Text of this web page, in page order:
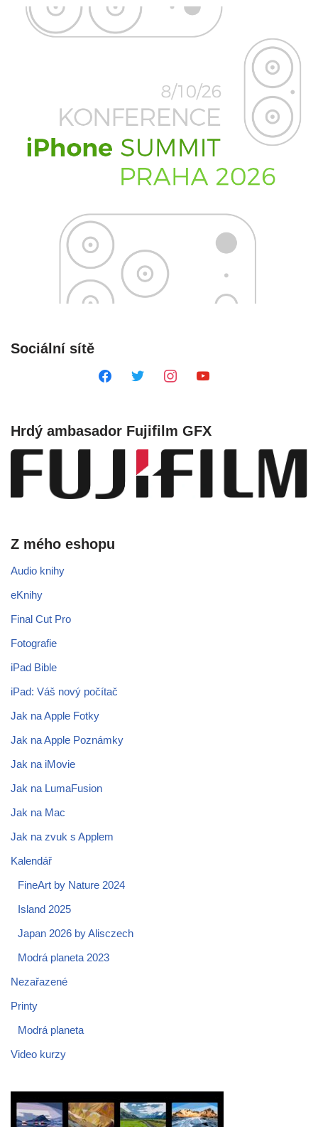
Sociální sítě
Hrdý ambasador Fujifilm GFX
Z mého eshopu
Audio knihy
eKnihy
Final Cut Pro
Fotografie
iPad Bible
iPad: Váš nový počítač
Jak na Apple Fotky
Jak na Apple Poznámky
Jak na iMovie
Jak na LumaFusion
Jak na Mac
Jak na zvuk s Applem
Kalendář
FineArt by Nature 2024
Island 2025
Japan 2026 by Alisczech
Modrá planeta 2023
Nezařazené
Printy
Modrá planeta
Video kurzy